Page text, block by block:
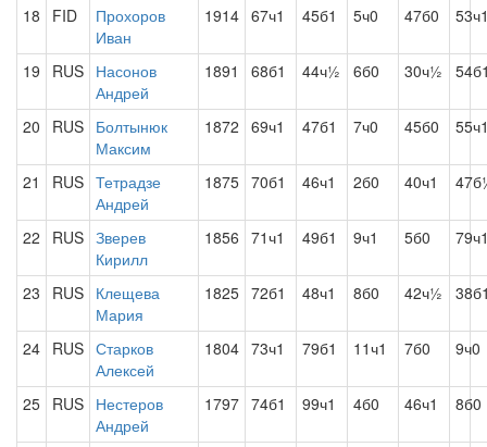
18 FID
Прохоров
Иван
1914 67ч1 45б1 5ч0 47б0
19 RUS Насонов
Андрей
1891 68б1 44ч½ 6б0 30ч½
20 RUS Болтынюк
Максим
1872 69ч1 47б1 7ч0 45б0
21 RUS Тетрадзе
Андрей
1875 70б1 46ч1 2б0 40ч1
22 RUS Зверев
Кирилл
1856 71ч1 49б1 9ч1 5б0
23 RUS Клещева
Мария
1825 72б1 48ч1 8б0 42ч½
24 RUS Старков
Алексей
1804 73ч1 79б1 11ч1 7б0 9ч0
25 RUS Нестеров
Андрей
1797 74б1 99ч1 4б0 46ч1 8б0